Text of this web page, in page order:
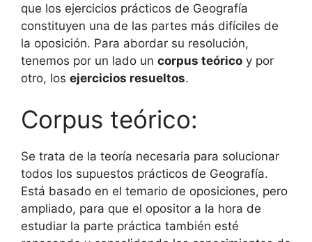
que los ejercicios prácticos de Geografía
constituyen una de las partes más difíciles de
la oposición. Para abordar su resolución,
tenemos por un lado un corpus teórico y por
otro, los ejercicios resueltos.
Corpus teórico:
Se trata de la teoría necesaria para solucionar
todos los supuestos prácticos de Geografía.
Está basado en el temario de oposiciones, pero
ampliado, para que el opositor a la hora de
estudiar la parte práctica también esté